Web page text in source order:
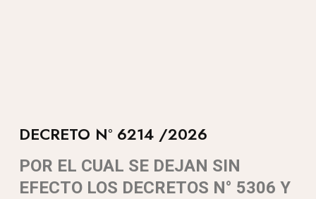
DECRETO N° 6214 /2026
POR EL CUAL SE DEJAN SIN
EFECTO LOS DECRETOS N° 5306 Y